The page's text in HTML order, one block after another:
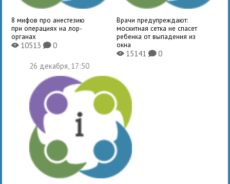
8 мифов про анестезию
при операциях на лор-
органах
X10513K0
Врачи предупреждают:
москитная сетка не спасет
ребенка от выпадения из
окна
X15141 K0
26 декабря, 17:50